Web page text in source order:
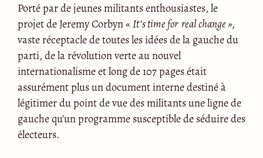
Porté par de jeunes militants enthousiastes, le
projet de Jeremy Corbyn « It’s time for real change »,
vaste réceptacle de toutes les idées de la gauche du
parti, de la révolution verte au nouvel
internationalisme et long de 107 pages était
assurément plus un document interne destiné à
légitimer du point de vue des militants une ligne de
gauche qu’un programme susceptible de séduire des
électeurs.